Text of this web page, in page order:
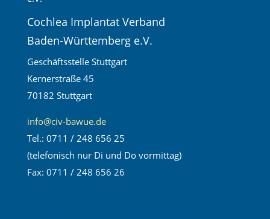
Cochlea Implantat Verband
Baden-Württemberg e.V.
Geschäftsstelle Stuttgart
Kernerstraße 45
70182 Stuttgart
info@civ-bawue.de
Tel.: 0711 / 248 656 25
(telefonisch nur Di und Do vormittag)
Fax: 0711 / 248 656 26